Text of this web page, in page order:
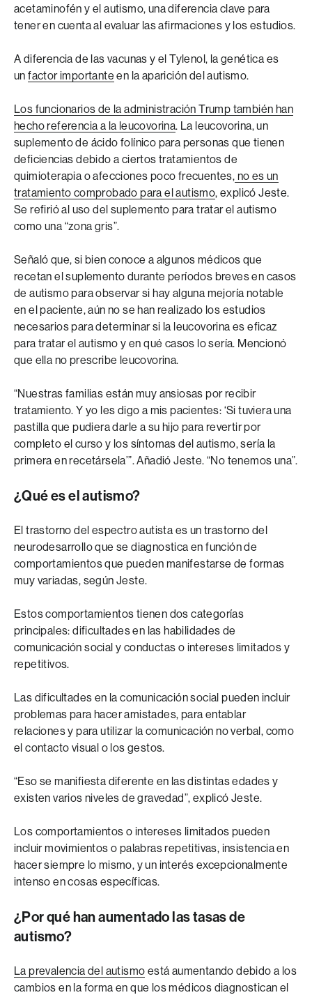
acetaminofén y el autismo, una diferencia clave para
tener en cuenta al evaluar las afirmaciones y los estudios.
A diferencia de las vacunas y el Tylenol, la genética es
unfactorimportante en la aparición del autismo.
Los funcionarios de la administración Trump también han
hecho referencia a la leucovorina. La leucovorina, un
suplemento de ácido folínico para personas que tienen
deficiencias debido a ciertos tratamientos de
quimioterapia o afecciones poco frecuentes, no es un
tratamiento comprobado para el autismo, explicó Jeste.
Se refirió al uso del suplemento para tratar el autismo
como una “zona gris”.
Señaló que, si bien conoce a algunos médicos que
recetan el suplemento durante períodos breves en casos
de autismo para observar si hay alguna mejoría notable
en el paciente, aún no se han realizado los estudios
necesarios para determinar si la leucovorina es eficaz
para tratar el autismo y en qué casos lo sería. Mencionó
que ella no prescribe leucovorina.
“Nuestras familias están muy ansiosas por recibir
tratamiento. Y yo les digo a mis pacientes: ‘Si tuviera una
pastilla que pudiera darle a su hijo para revertir por
completo el curso y los síntomas del autismo, sería la
primera en recetársela’”. Añadió Jeste. “No tenemos una”.
¿Qué es el autismo?
El trastorno del espectro autista es un trastorno del
neurodesarrollo que se diagnostica en función de
comportamientos que pueden manifestarse de formas
muy variadas, según Jeste.
Estos comportamientos tienen dos categorías
principales: dificultades en las habilidades de
comunicación social y conductas o intereses limitados y
repetitivos.
Las dificultades en la comunicación social pueden incluir
problemas para hacer amistades, para entablar
relaciones y para utilizar la comunicación no verbal, como
el contacto visual o los gestos.
“Eso se manifiesta diferente en las distintas edades y
existen varios niveles de gravedad”, explicó Jeste.
Los comportamientos o intereses limitados pueden
incluir movimientos o palabras repetitivas, insistencia en
hacer siempre lo mismo, y un interés excepcionalmente
intenso en cosas específicas.
¿Por qué han aumentado las tasas de
autismo?
La prevalencia del autismo está aumentando debido a los
cambios en la forma en que los médicos diagnostican el